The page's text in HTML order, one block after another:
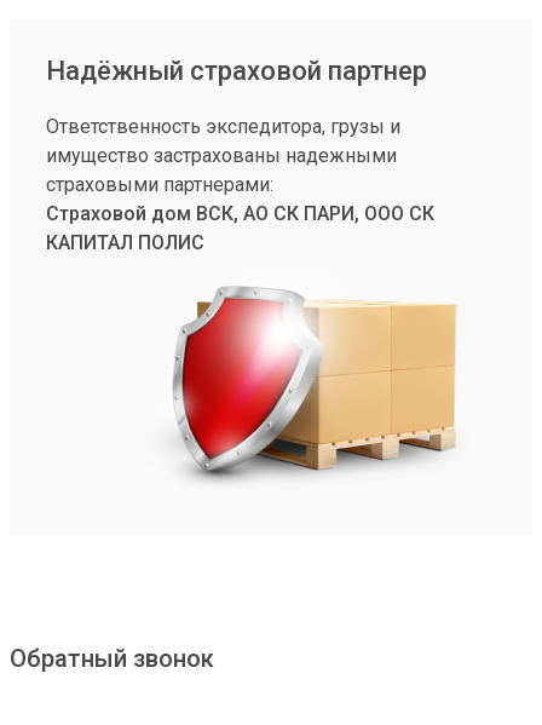
Надёжный страховой партнер
Ответственность экспедитора, грузы и
имущество застрахованы надежными
страховыми партнерами:
Страховой дом ВСК, АО СК ПАРИ, ООО СК
КАПИТАЛ ПОЛИС
Обратный звонок